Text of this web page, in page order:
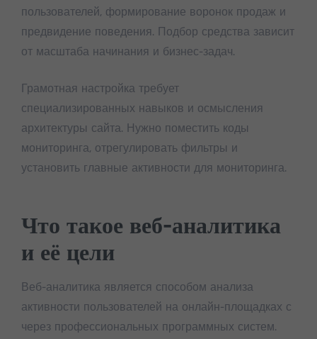
пользователей, формирование воронок продаж и
предвидение поведения. Подбор средства зависит
от масштаба начинания и бизнес-задач.
Грамотная настройка требует
специализированных навыков и осмысления
архитектуры сайта. Нужно поместить коды
мониторинга, отрегулировать фильтры и
установить главные активности для мониторинга.
Что такое веб-аналитика
и её цели
Веб-аналитика является способом анализа
активности пользователей на онлайн-площадках с
через профессиональных программных систем.